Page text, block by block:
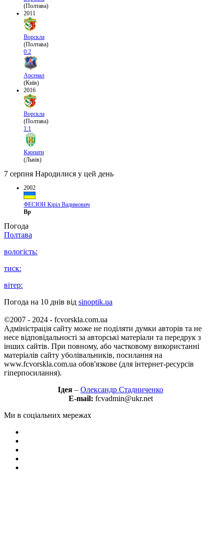
(Полтава)
2011
Ворскла
(Полтава)
0:2
Арсенал
(Київ)
2016
Ворскла
(Полтава)
1:1
Карпати
(Львів)
7 серпня Народилися у цей день
2002
ФЕСЮН Кіріл Вадимович
Вр
Погода
Полтава
вологість:
тиск:
вітер:
Погода на 10 днів від sinoptik.ua
©2007 - 2024 - fcvorskla.com.ua
Адміністрація сайту може не поділяти думки авторів та не
несе відповідальності за авторські матеріали та передрук з
інших сайтів. При повному, або частковому використанні
матеріалів сайту уболівальників, посилання на
www.fcvorskla.com.ua обов'язкове (для інтернет-ресурсів
гіперпосилання).
Ідея – Олександр Стадниченко
E-mail: fcvadmin@ukr.net
Ми в соціальних мережах